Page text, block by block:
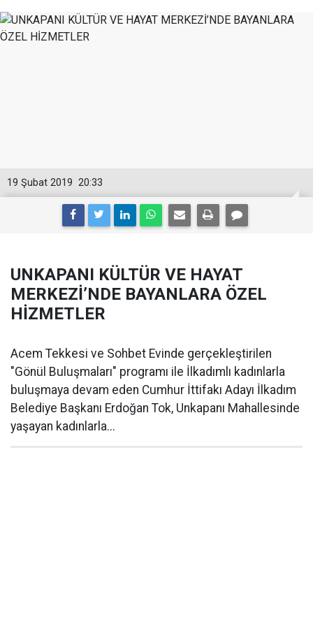
20:33
19 Şubat 2019
UNKAPANI KÜLTÜR VE HAYAT
MERKEZİ’NDE BAYANLARA ÖZEL
HİZMETLER
Acem Tekkesi ve Sohbet Evinde gerçekleştirilen
"Gönül Buluşmaları" programı ile İlkadımlı kadınlarla
buluşmaya devam eden Cumhur İttifakı Adayı İlkadım
Belediye Başkanı Erdoğan Tok, Unkapanı Mahallesinde
yaşayan kadınlarla...